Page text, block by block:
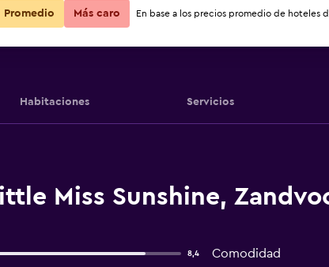
$550 Ver oferta
Habitaciones Servicios
Miss Sunshine,
8,4 Comodidad
Promedio Más caro En base a los precios promedio de hoteles